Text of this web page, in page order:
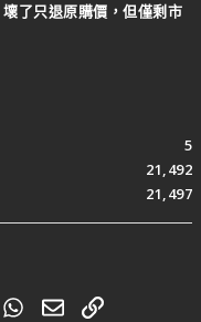
了只退原購價，但僅剩市
5
21,492
21,497
WhatsApp
電子郵件
連結